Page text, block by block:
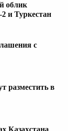
облик
и Туркестан
с
разместить в